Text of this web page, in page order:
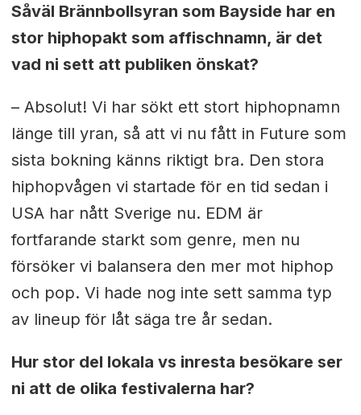
Såväl Brännbollsyran som Bayside har en
stor hiphopakt som affischnamn, är det
vad ni sett att publiken önskat?
– Absolut! Vi har sökt ett stort hiphopnamn
länge till yran, så att vi nu fått in Future som
sista bokning känns riktigt bra. Den stora
hiphopvågen vi startade för en tid sedan i
USA har nått Sverige nu. EDM är
fortfarande starkt som genre, men nu
försöker vi balansera den mer mot hiphop
och pop. Vi hade nog inte sett samma typ
av lineup för låt säga tre år sedan.
Hur stor del lokala vs inresta besökare ser
ni att de olika festivalerna har?